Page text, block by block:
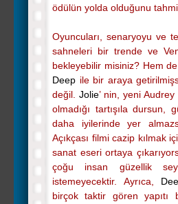
ödülün yolda olduğunu
Oyuncuları, senaryoyu ve
sahneleri bir trende ve
bekleyebilir misiniz? Hem
Deep ile bir araya
değil.Jolie’ nin, yeni
olmadığı tartışıla
daha iyilerinde yer
Açıkçası filmi cazip kılmak
sanat eseri ortaya
çoğu insan güzellik
istemeyecektir. Ayrıca,
birçok taktir gören yapıtı